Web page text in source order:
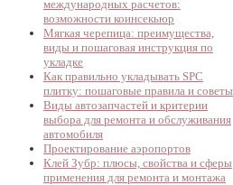
международных расчетов:
возможности коинсекьюр
Мягкая черепица: преимущества,
виды и пошаговая инструкция по
укладке
Как правильно укладывать SPC
плитку: пошаговые правила и советы
Виды автозапчастей и критерии
выбора для ремонта и обслуживания
автомобиля
Проектирование аэропортов
Клей Зубр: плюсы, свойства и сферы
применения для ремонта и монтажа